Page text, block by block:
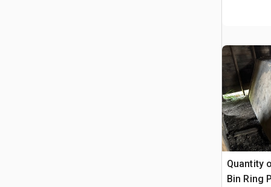
Quantity
Bin Ring